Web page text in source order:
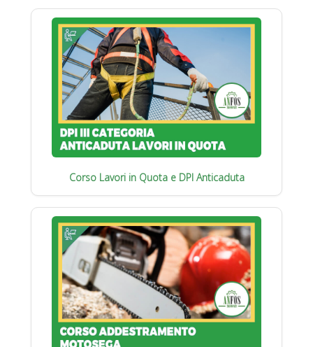
Corso Lavori in Quota e DPI Anticaduta